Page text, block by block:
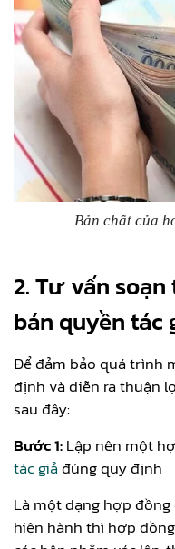
Bản chất của
2. Tư vấn
bán quyền tác
Để đảm bảo quá trình
định và diễn ra thuận
sau đây:
Bước 1:Lập nên một
tác giảđúng quy định
Là một dạng hợp
hiện hành thì hợp